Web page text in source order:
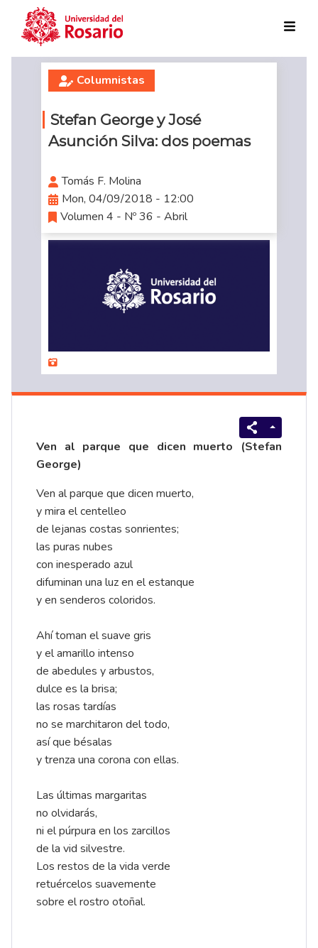
Skip to main content
Columnistas
Stefan George y José
Asunción Silva: dos poemas
Tomás F. Molina
Mon, 04/09/2018 - 12:00
Volumen 4 - Nº 36 - Abril
Ven al parque que dicen muerto (Stefan
George)
Ven al parque que dicen muerto,
y mira el centelleo
de lejanas costas sonrientes;
las puras nubes
con inesperado azul
difuminan una luz en el estanque
y en senderos coloridos.
Ahí toman el suave gris
y el amarillo intenso
de abedules y arbustos,
dulce es la brisa;
las rosas tardías
no se marchitaron del todo,
así que bésalas
y trenza una corona con ellas.
Las últimas margaritas
no olvidarás,
ni el púrpura en los zarcillos
de la vid silvestre.
Los restos de la vida verde
retuércelos suavemente
sobre el rostro otoñal.